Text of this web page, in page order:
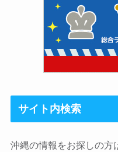
サイト内検索
沖縄の情報をお探しの方